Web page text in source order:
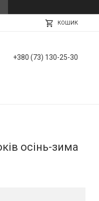
КОШИК
+380 (73) 130-25-30
осінь-зима